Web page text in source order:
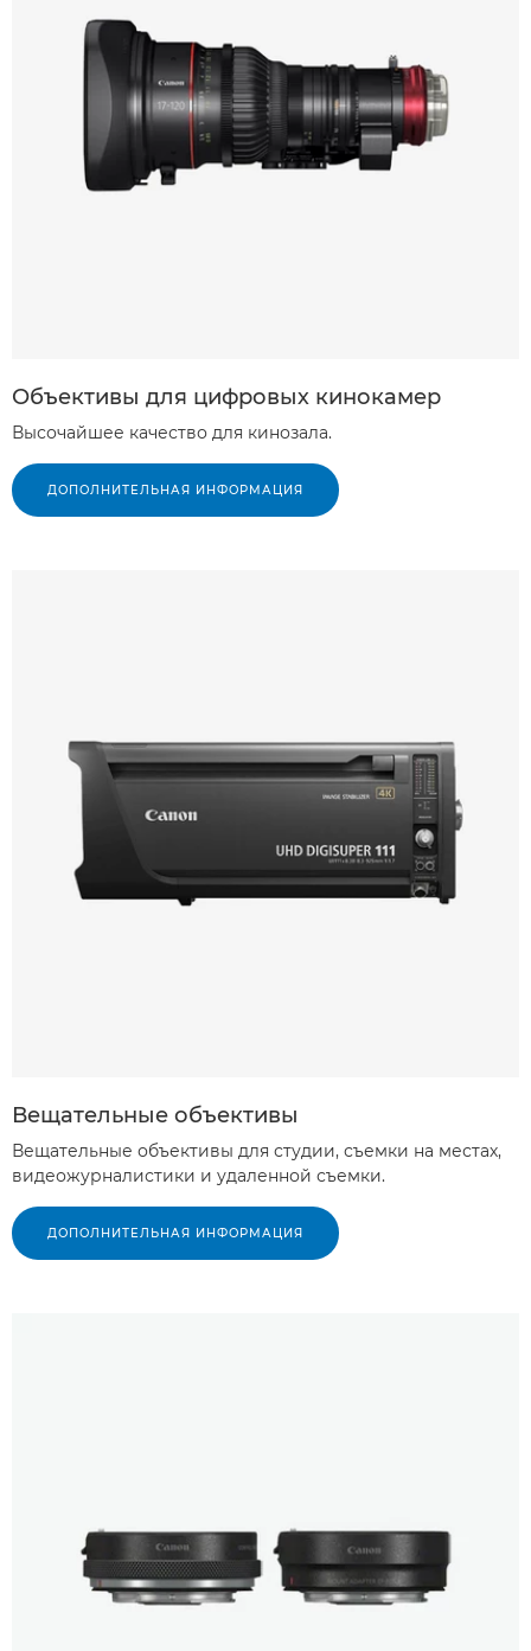
Объективы для цифровых кинокамер
Высочайшее качество для кинозала.
ДОПОЛНИТЕЛЬНАЯ ИНФОРМАЦИЯ
Вещательные объективы
Вещательные объективы для студии, съемки на местах,
видеожурналистики и удаленной съемки.
ДОПОЛНИТЕЛЬНАЯ ИНФОРМАЦИЯ